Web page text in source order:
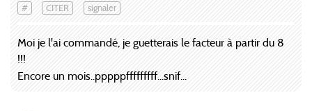
# CITER signaler
Moi je l'ai commandé, je guetterais le facteur à partir du 8
!!!
Encore un mois..pppppfffffffff...snif...